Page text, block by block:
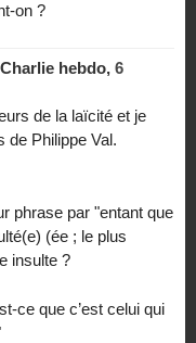
on ?
hebdo, 6
de la laïcité et je
de Philippe Val.
phrase par "entant que
(ée ; le plus
insulte ?
ce que c’est celui qui